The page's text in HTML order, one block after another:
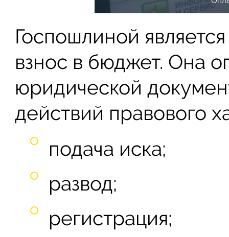
Госпошлиной
взнос в бюджет. Она
юридической
действий правового
подача иска;
развод;
регистрация;